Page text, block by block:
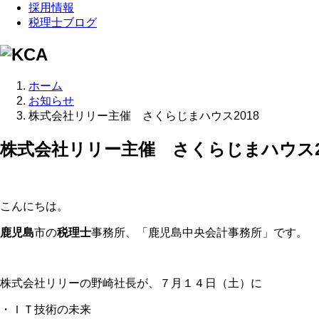
採用情報
税理士ブログ
ホーム
お知らせ
株式会社リリー主催 さくらじまハウス2018
株式会社リリー主催 さくらじまハウス
こんにちは。
鹿児島市の税理士事務所、「鹿児島中央会計事務所」です。
株式会社リリーの野崎社長が、７月１４日（土）に
・ＩＴ技術の未来